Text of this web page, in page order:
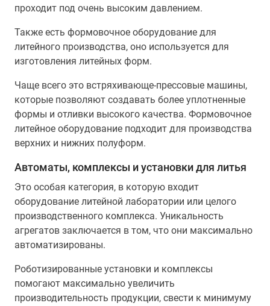
проходит под очень высоким давлением.
Также есть формовочное оборудование для
литейного производства, оно используется для
изготовления литейных форм.
Чаще всего это встряхивающе-прессовые машины,
которые позволяют создавать более уплотненные
формы и отливки высокого качества. Формовочное
литейное оборудование подходит для производства
верхних и нижних полуформ.
Автоматы, комплексы и установки для литья
Это особая категория, в которую входит
оборудование литейной лаборатории или целого
производственного комплекса. Уникальность
агрегатов заключается в том, что они максимально
автоматизированы.
Роботизированные установки и комплексы
помогают максимально увеличить
производительность продукции, свести к минимуму